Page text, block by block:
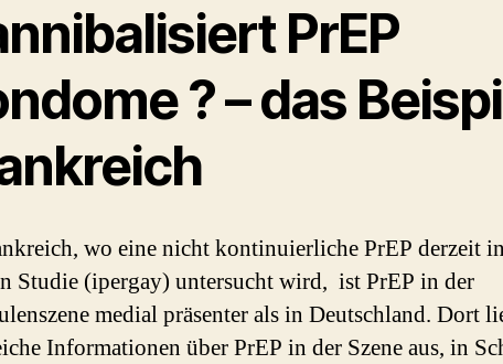
PrEP
? – das
wo eine nicht kontinuierliche PrEP derzeit
Studie (ipergay) untersucht wird, ist PrEP in der
medial präsenter als in Deutschland. Dort
Informationen über PrEP in der Szene aus, in